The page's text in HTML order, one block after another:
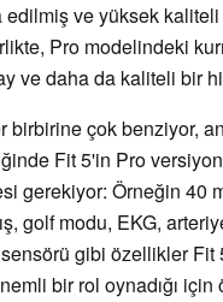
edilmiş ve yüksek
Pro modelindeki
ve daha da kaliteli bir
birbirine çok benziyor,
Fit 5'in Pro
gerekiyor: Örneğin 40
golf modu, EKG,
sensörü gibi özellikler Fit
bir rol oynadığı